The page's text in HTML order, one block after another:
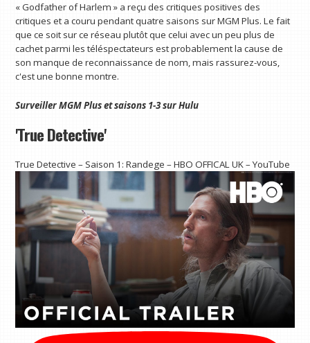
« Godfather of Harlem » a reçu des critiques positives des
critiques et a couru pendant quatre saisons sur MGM Plus. Le fait
que ce soit sur ce réseau plutôt que celui avec un peu plus de
cachet parmi les téléspectateurs est probablement la cause de
son manque de reconnaissance de nom, mais rassurez-vous,
c'est une bonne montre.
SurveillerMGM Pluset saisons 1-3 surHulu
'True Detective'
True Detective – Saison 1: Randege – HBO OFFICAL UK – YouTube